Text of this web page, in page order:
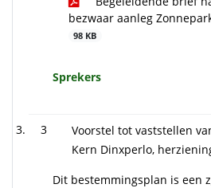
bezwaar aanleg
98 KB
Sprekers
3
Voorstel tot vaststellen
Kern Dinxperlo,
Dit bestemmingsplan is een